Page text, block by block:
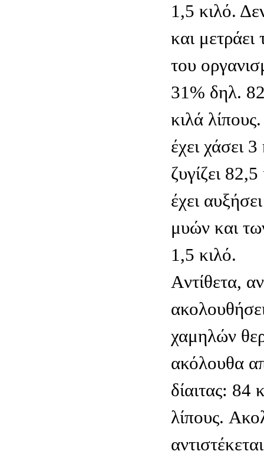
1,5 κιλό.
και
του
31% δηλ.
κιλά
έχει χάσει
ζυγίζει
έχει
μυών και
1,5 κιλό.
Aντίθετα,
χαμηλών
ακόλουθα
δίαιτας: 84
λίπους.